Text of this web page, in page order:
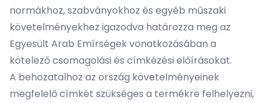
normákhoz, szabványokhoz és egyéb műszaki
követelményekhez igazodva határozza meg az
Egyesült Arab Emírségek vonatkozásában a
kötelező csomagolási és címkézési előírásokat.
A behozatalhoz az ország követelményeinek
megfelelő címkét szükséges a termékre felhelyezni,